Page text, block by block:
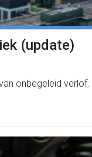
(update)
onbegeleid